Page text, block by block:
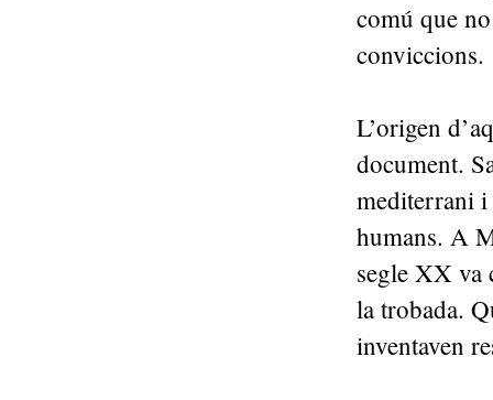
comú que
conviccions.
L’origen
document.
mediterrani i
humans. A
segle XX va
la trobada.
inventaven